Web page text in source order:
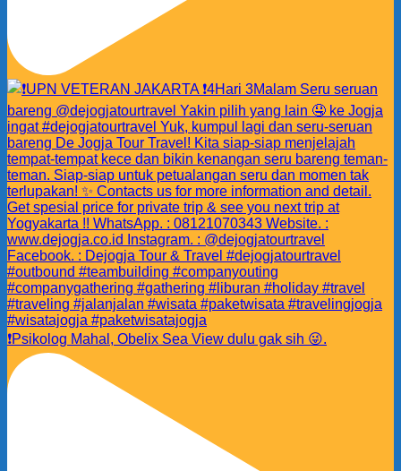
❗️Psikolog Mahal, Obelix Sea View dulu gak sih 😜.